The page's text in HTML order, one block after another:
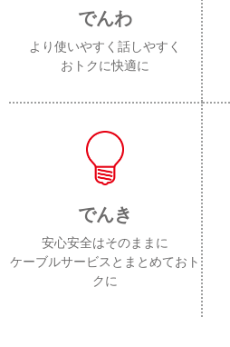
でんわ
より使いやすく話しやすく
おトクに快適に
でんき
安心安全はそのままに
ケーブルサービスとまとめておト
クに